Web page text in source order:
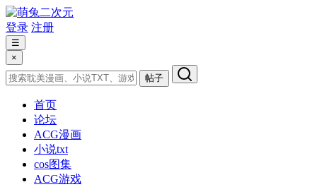
登录 注册
☰
×
帖子
首页
论坛
ACG漫画
小说txt
cos图集
ACG游戏